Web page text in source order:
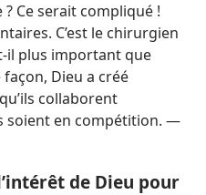
Ce serait compliqué !
C’est le chirurgien
​il plus important que
façon, Dieu a créé
collaborent
soient en compétition. —
de Dieu pour